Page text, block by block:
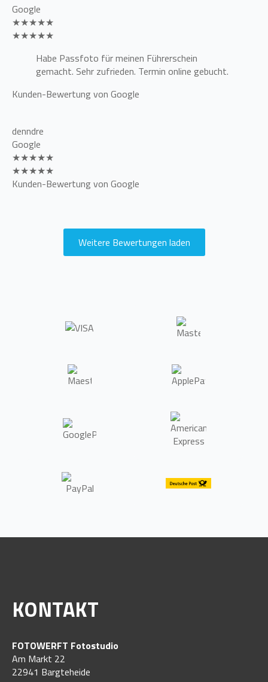
Google
★★★★★
★★★★★
Habe Passfoto für meinen Führerschein
gemacht. Sehr zufrieden. Termin online gebucht.
Kunden-Bewertung von Google
denndre
Google
★★★★★
★★★★★
Kunden-Bewertung von Google
Weitere Bewertungen laden
KONTAKT
FOTOWERFT Fotostudio
Am Markt 22
22941 Bargteheide